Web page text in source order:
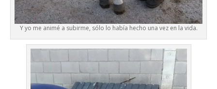
Y yo me animé a subirme, sólo lo había hecho una vez en la vida.